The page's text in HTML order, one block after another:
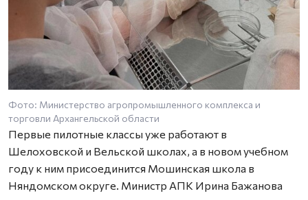
Фото: Министерство агропромышленного комплекса и
торговли Архангельской области
Первые пилотные классы уже работают в
Шелоховской и Вельской школах, а в новом учебном
году к ним присоединится Мошинская школа в
Няндомском округе. Министр АПК Ирина Бажанова